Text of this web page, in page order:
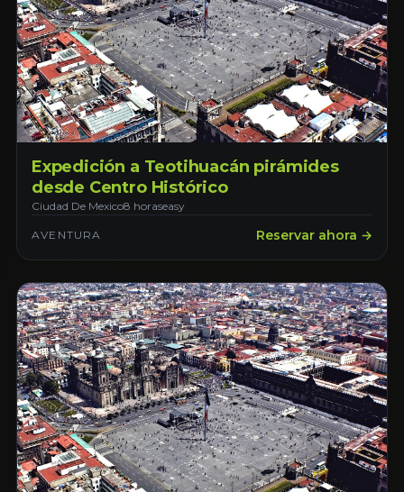
Expedición a Teotihuacán pirámides
desde Centro Histórico
Ciudad De Mexico8 horaseasy
AVENTURA Reservar ahora →